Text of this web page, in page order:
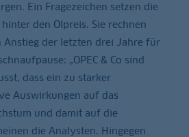
Ein Fragezeichen setzen die
den Ölpreis. Sie rechnen
Anstieg der letzten drei Jahre für
„OPEC & Co sind
dass ein zu starker
Auswirkungen auf das
und damit auf die
die Analysten. Hingegen